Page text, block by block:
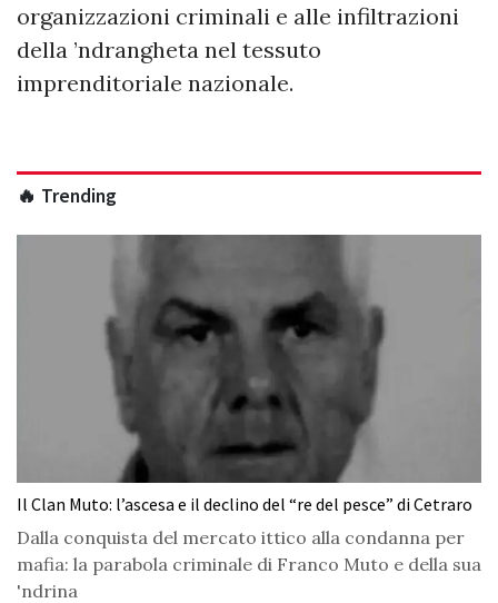
organizzazioni criminali e alle infiltrazioni
della ’ndrangheta nel tessuto
imprenditoriale nazionale.
🔥 Trending
Il Clan Muto: l’ascesa e il declino del “re del pesce” di Cetraro
Dalla conquista del mercato ittico alla condanna per
mafia: la parabola criminale di Franco Muto e della sua
'ndrina